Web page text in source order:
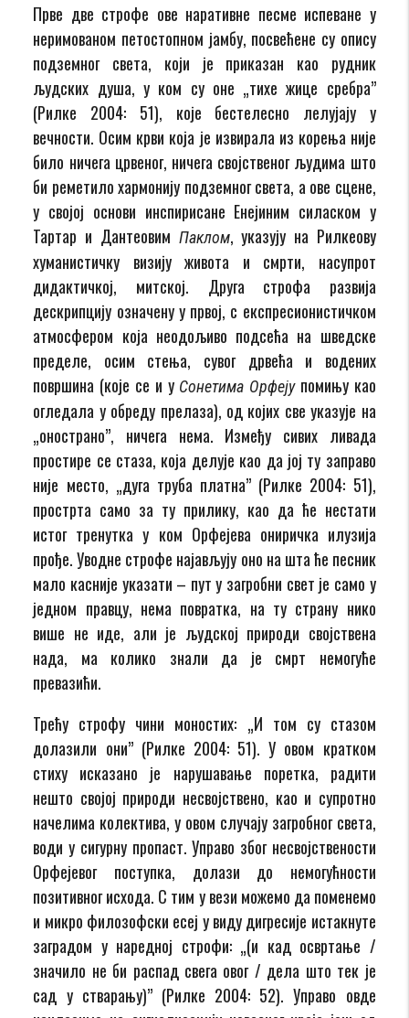
Прве две строфе ове наративне песме испеване у
неримованом петостопном јамбу, посвећене су опису
подземног света, који је приказан као рудник
људских душа, у ком су оне „тихе жице сребра”
(Рилке 2004: 51), које бестелесно лелујају у
вечности. Осим крви која је извирала из корења није
било ничега црвеног, ничега својственог људима што
би реметило хармонију подземног света, а ове сцене,
у својој основи инспирисане Енејиним силаском у
Тартар и Дантеовим Паклом, указују на Рилкеову
хуманистичку визију живота и смрти, насупрот
дидактичкој, митској. Друга строфа развија
дескрипцију означену у првој, с експресионистичком
атмосфером која неодољиво подсећа на шведске
пределе, осим стења, сувог дрвећа и водених
површина (које се и у Сонетима Орфеју помињу као
огледала у обреду прелаза), од којих све указује на
„онострано”, ничега нема. Између сивих ливада
простире се стаза, која делује као да јој ту заправо
није место, „дуга труба платна” (Рилке 2004: 51),
прострта само за ту прилику, као да ће нестати
истог тренутка у ком Орфејева ониричка илузија
прође. Уводне строфе најављују оно на шта ће песник
мало касније указати – пут у загробни свет је само у
једном правцу, нема повратка, на ту страну нико
више не иде, али је људској природи својствена
нада, ма колико знали да је смрт немогуће
превазићи.
Трећу строфу чини моностих: „И том су стазом
долазили они” (Рилке 2004: 51). У овом кратком
стиху исказано је нарушавање поретка, радити
нешто својој природи несвојствено, као и супротно
начелима колектива, у овом случају загробног света,
води у сигурну пропаст. Управо због несвојствености
Орфејевог поступка, долази до немогућности
позитивног исхода. С тим у вези можемо да поменемо
и микро филозофски есеј у виду дигресије истакнуте
заградом у наредној строфи: „(и кад освртање /
значило не би распад свега овог / дела што тек је
сад у стварању)” (Рилке 2004: 52). Управо овде